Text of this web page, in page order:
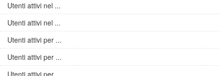
Utenti attivi nel ...
Utenti attivi nel ...
Utenti attivi per ...
Utenti attivi per ...
Utenti attivi per ...